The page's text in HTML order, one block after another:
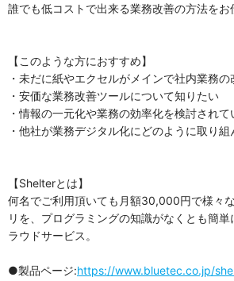
誰でも低コストで出来る業務改善の方法をお
【このような方におすすめ】
・未だに紙やエクセルがメインで社内業務
・安価な業務改善ツールについて知りたい
・情報の一元化や業務の効率化を検討されて
・他社が業務デジタル化にどのように取り
【Shelterとは】
何名でご利用頂いても月額30,000円で様々
リを、プログラミングの知識がなくとも簡
ラウドサービス。
●製品ページ:https://www.bluetec.co.jp/